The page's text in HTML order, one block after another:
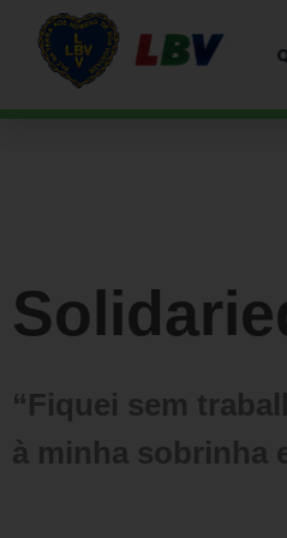
“Fiquei sem
à minha sobrinha